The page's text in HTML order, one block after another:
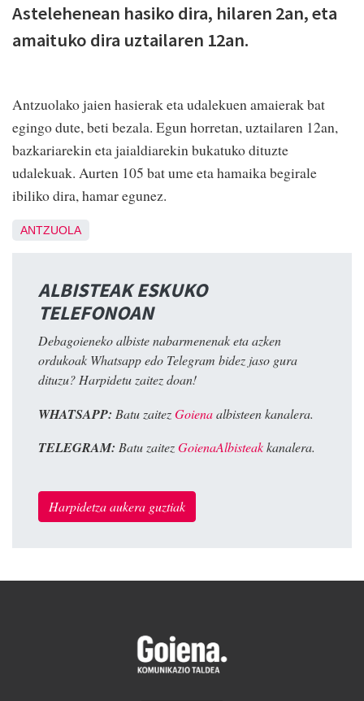
Astelehenean hasiko dira, hilaren 2an, eta
amaituko dira uztailaren 12an.
Antzuolako jaien hasierak eta udalekuen amaierak bat
egingo dute, beti bezala. Egun horretan, uztailaren 12an,
bazkariarekin eta jaialdiarekin bukatuko dituzte
udalekuak. Aurten 105 bat ume eta hamaika begirale
ibiliko dira, hamar egunez.
ANTZUOLA
ALBISTEAK ESKUKO
TELEFONOAN
Debagoieneko albiste nabarmenenak eta azken
ordukoak Whatsapp edo Telegram bidez jaso gura
dituzu? Harpidetu zaitez doan!
WHATSAPP: Batu zaitezGoienaalbisteen kanalera.
TELEGRAM: Batu zaitezGoienaAlbisteakkanalera.
Harpidetza aukera guztiak